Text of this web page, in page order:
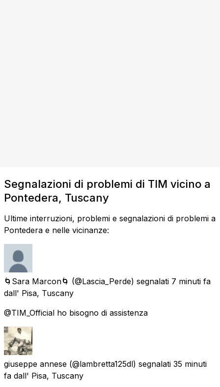
Segnalazioni di problemi di TIM vicino a
Pontedera, Tuscany
Ultime interruzioni, problemi e segnalazioni di problemi a
Pontedera e nelle vicinanze:
🌀Sara Marcon🌀 (@Lascia_Perde) segnalati 7 minuti fa
dall' Pisa, Tuscany
@TIM_Official ho bisogno di assistenza
giuseppe annese (@lambretta125dl) segnalati 35 minuti
fa dall' Pisa, Tuscany